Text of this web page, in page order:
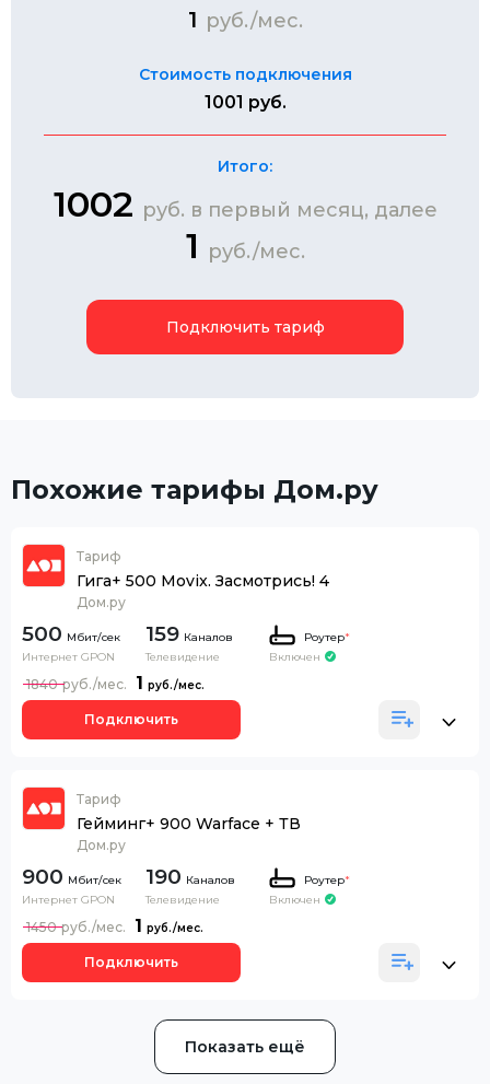
1 руб./мес.
Стоимость подключения
1001 руб.
Итого:
1002 руб. в первый месяц, далее
1 руб./мес.
Подключить тариф
Похожие тарифы Дом.ру
Тариф
Гига+ 500 Movix. Засмотрись! 4
Дом.ру
500
Интернет GPON
159 Каналов
Телевидение
Роутер*
Включен
1
1840
Подключить
Тариф
Гейминг+ 900 Warface + ТВ
Дом.ру
900
Интернет GPON
190 Каналов
Телевидение
Роутер*
Включен
1
1450
Подключить
Показать ещё